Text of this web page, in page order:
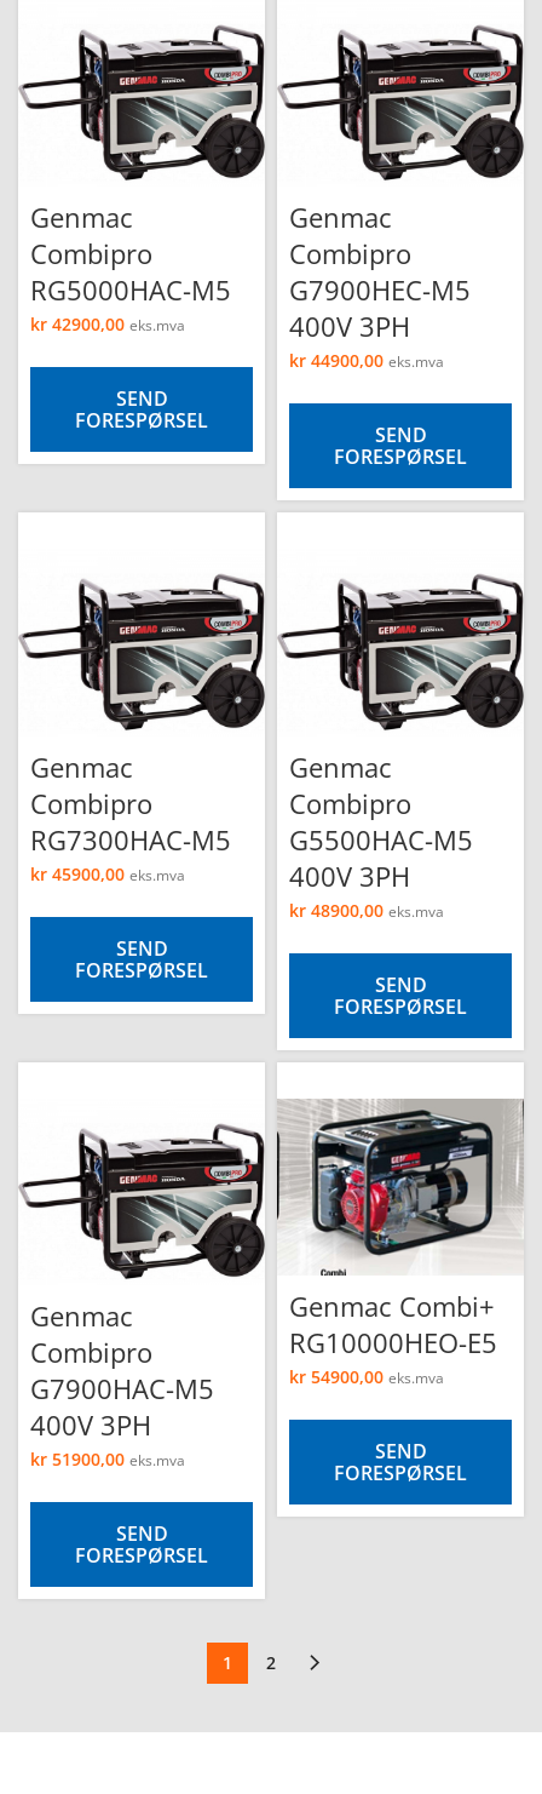
Genmac
Combipro
RG5000HAC-M5
kr 42900,00 eks.mva
SEND
FORESPØRSEL
Genmac
Combipro
G7900HEC-M5
400V 3PH
kr 44900,00 eks.mva
SEND
FORESPØRSEL
Genmac
Combipro
RG7300HAC-M5
kr 45900,00 eks.mva
SEND
FORESPØRSEL
Genmac
Combipro
G5500HAC-M5
400V 3PH
kr 48900,00 eks.mva
SEND
FORESPØRSEL
Genmac
Combipro
G7900HAC-M5
400V 3PH
kr 51900,00 eks.mva
SEND
FORESPØRSEL
Genmac Combi+
RG10000HEO-E5
kr 54900,00 eks.mva
SEND
FORESPØRSEL
1 2